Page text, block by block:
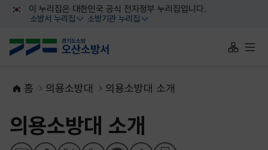
대메뉴 바로가기
본문 바로가기
이 누리집은 대한민국 공식 전자정부 누리집입니다.
소방서 누리집
열기
소방기관 누리집
열기
사이트맵
전체
홈 의용소방대 의용소방대 소개
의용소방대 소개